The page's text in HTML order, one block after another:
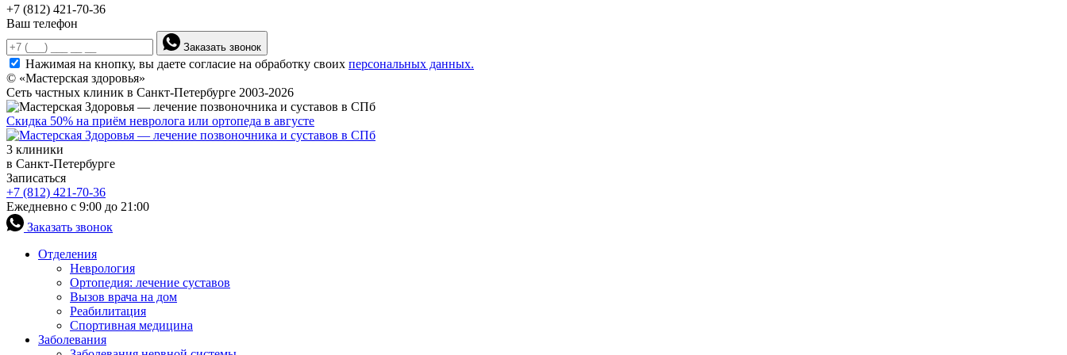
+7 (812) 421-70-36
Ваш телефон
Заказать звонок
Нажимая на кнопку, вы даете согласие на обработку своих персональных данных.
© «Мастерская здоровья»
Сеть частных клиник в Санкт-Петербурге 2003-2026
Скидка 50% на приём невролога или ортопеда в августе
3 клиники
в Санкт-Петербурге
Записаться
+7 (812) 421-70-36
Ежедневно с 9:00 до 21:00
Заказать звонок
Отделения
Неврология
Ортопедия: лечение суставов
Вызов врача на дом
Реабилитация
Спортивная медицина
Заболевания